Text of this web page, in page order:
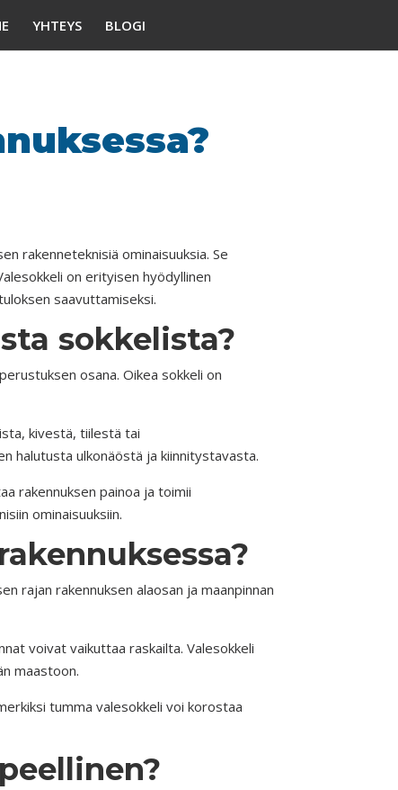
YHTEYS BLOGI
rakenneteknisiä ominaisuuksia. Se
on erityisen hyödyllinen
saavuttamiseksi.
sokkelista?
osana. Oikea sokkeli on
kivestä, tiilestä tai
halutusta ulkonäöstä ja kiinnitystavasta.
rakennuksen painoa ja toimii
ominaisuuksiin.
rajan rakennuksen alaosan ja maanpinnan
voivat vaikuttaa raskailta. Valesokkeli
maastoon.
tumma valesokkeli voi korostaa